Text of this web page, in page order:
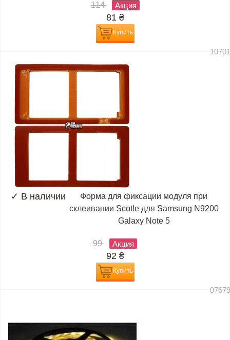
114 Акция
81 ₴
Купить
✓ В наличии
Форма для фиксации модуля при
склеивании Scotle для Samsung N9200
Galaxy Note 5
99 Акция
92 ₴
Купить